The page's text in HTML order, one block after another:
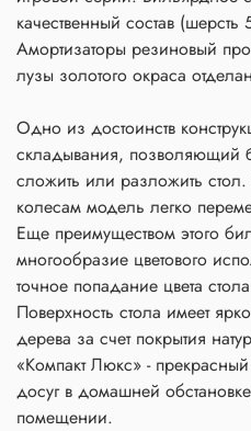
качественный состав
Амортизаторы резиновый
лузы золотого окраса
Одно из достоинств
складывания, позволяющий
сложить или разложить
колесам модель легко
Еще преимуществом этого
многообразие цветового
точное попадание цвета
Поверхность стола имеет
дерева за счет покрытия
«Компакт Люкс» -
досуг в домашней
помещении.